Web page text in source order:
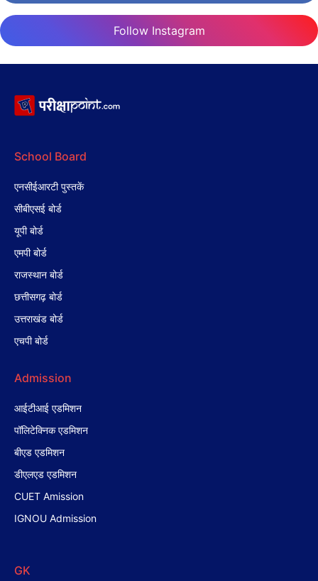
Follow Instagram
School Board
एनसीईआरटी पुस्तकें
सीबीएसई बोर्ड
यूपी बोर्ड
एमपी बोर्ड
राजस्थान बोर्ड
छत्तीसगढ़ बोर्ड
उत्तराखंड बोर्ड
एचपी बोर्ड
Admission
आईटीआई एडमिशन
पॉलिटेक्निक एडमिशन
बीएड एडमिशन
डीएलएड एडमिशन
CUET Amission
IGNOU Admission
GK